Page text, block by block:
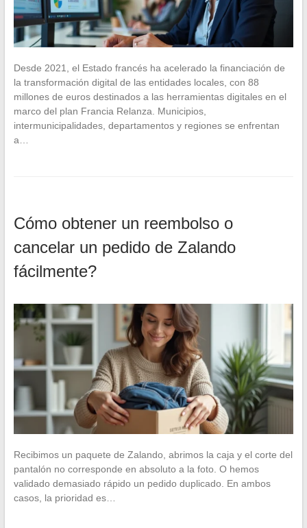
Desde 2021, el Estado francés ha acelerado la financiación de
la transformación digital de las entidades locales, con 88
millones de euros destinados a las herramientas digitales en el
marco del plan Francia Relanza. Municipios,
intermunicipalidades, departamentos y regiones se enfrentan
a…
Cómo obtener un reembolso o
cancelar un pedido de Zalando
fácilmente?
Recibimos un paquete de Zalando, abrimos la caja y el corte del
pantalón no corresponde en absoluto a la foto. O hemos
validado demasiado rápido un pedido duplicado. En ambos
casos, la prioridad es…